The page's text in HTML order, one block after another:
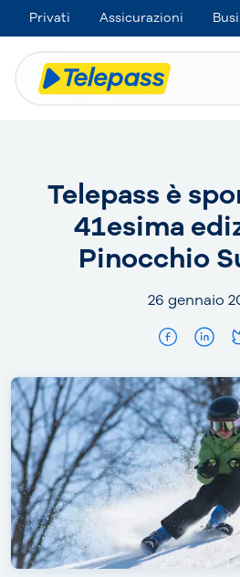
Privati Assicurazioni
Telepass è
41esima
Pinocchio
26 gennaio